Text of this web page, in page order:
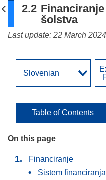
2.2
šolstva
Last update: 22 March 2024
On this page
Financiranje
Sistem
Table of Contents